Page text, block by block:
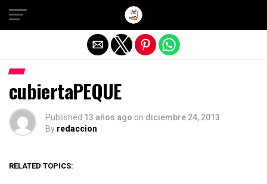
cubiertaPEQUE
Published 13 años ago on diciembre 24, 2013
By redaccion
RELATED TOPICS:
Salir de la versión móvil